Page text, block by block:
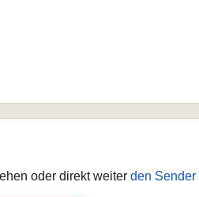
oder direkt weiter den Sender